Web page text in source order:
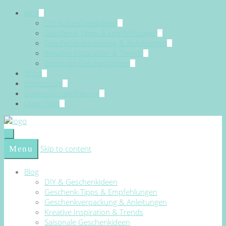
Blog
DIY & Geschenkideen
Geschenk-Tipps & Empfehlungen
Geschenkverpackung & Anleitungen
Kreative Inspiration & Trends
Saisonale Geschenkideen
Shop
Impressum
Datenschutzerklärung
Über mich
Menu Skip to content
Blog
DIY & Geschenkideen
Geschenk-Tipps & Empfehlungen
Geschenkverpackung & Anleitungen
Kreative Inspiration & Trends
Saisonale Geschenkideen